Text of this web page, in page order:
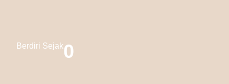
Berdiri Sejak0